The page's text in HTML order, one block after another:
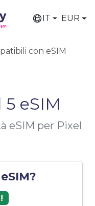
IT EUR
con eSIM
eSIM
eSIM per Pixel